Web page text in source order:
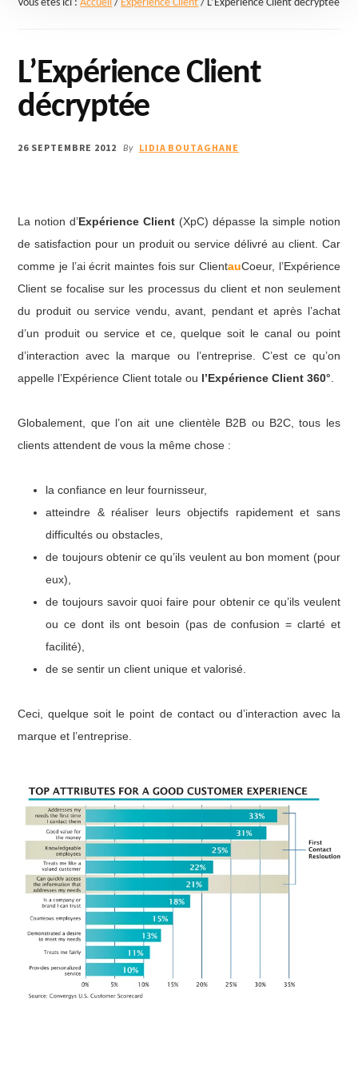
Vous êtes ici :Accueil / Expérience Client /L’Expérience Client décryptée
L’Expérience Client
décryptée
26 SEPTEMBRE 2012 By LIDIA BOUTAGHANE
La notion d’Expérience Client (XpC) dépasse la simple notion
de satisfaction pour un produit ou service délivré au client. Car
comme je l’ai écrit maintes fois sur ClientauCoeur, l’Expérience
Client se focalise sur les processus du client et non seulement
du produit ou service vendu, avant, pendant et après l’achat
d’un produit ou service et ce, quelque soit le canal ou point
d’interaction avec la marque ou l’entreprise. C’est ce qu’on
appelle l’Expérience Client totale ou l’Expérience Client 360°
Globalement, que l’on ait une clientèle B2B ou B2C, tous les
clients attendent de vous la même chose :
la confiance en leur fournisseur,
atteindre & réaliser leurs objectifs rapidement et sans
difficultés ou obstacles,
de toujours obtenir ce qu’ils veulent au bon moment (pour
eux),
de toujours savoir quoi faire pour obtenir ce qu’ils veulent
ou ce dont ils ont besoin (pas de confusion = clarté et
facilité),
de se sentir un client unique et valorisé.
Ceci, quelque soit le point de contact ou d’interaction avec la
marque et l’entreprise.